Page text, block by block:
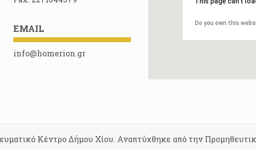
EMAIL
info@homerion.gr
Do you own this
Κέντρο Δήμου Χίου. Αναπτύχθηκε από την